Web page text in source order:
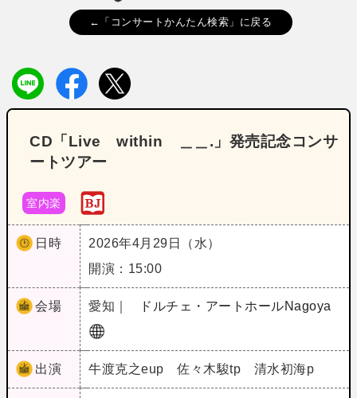
←「コンサートかんたん検索」に戻る
CD「Live within ＿＿.」発売記念コンサ
ートツアー
室内楽
日時
2026年4月29日（水）
開演：15:00
会場 愛知｜ ドルチェ・アートホールNagoya
出演 牛渡克之eup 佐々木駿tp 清水初海p